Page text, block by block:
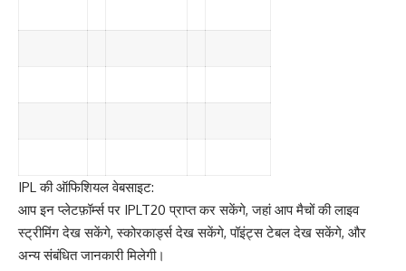
IPL की ऑफिशियल वेबसाइट:
आप इन प्लेटफ़ॉर्म्स पर IPLT20 प्राप्त कर सकेंगे, जहां आप मैचों की लाइव
स्ट्रीमिंग देख सकेंगे, स्कोरकार्ड्स देख सकेंगे, पॉइंट्स टेबल देख सकेंगे, और
अन्य संबंधित जानकारी मिलेगी।